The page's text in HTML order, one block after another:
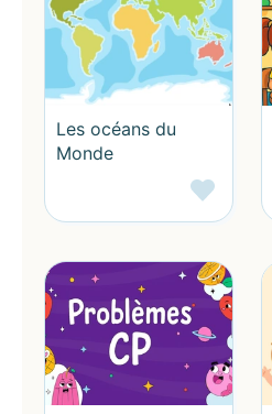
Les océans du
Monde